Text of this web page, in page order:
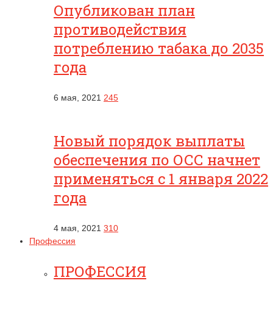
Опубликован план
противодействия
потреблению табака до 2035
года
6 мая, 2021 245
Новый порядок выплаты
обеспечения по ОСС начнет
применяться с 1 января 2022
года
4 мая, 2021 310
Профессия
ПРОФЕССИЯ